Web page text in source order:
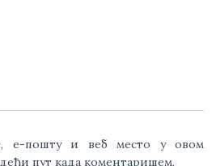
е-пошту и веб место у овом
пут када коментаришем.